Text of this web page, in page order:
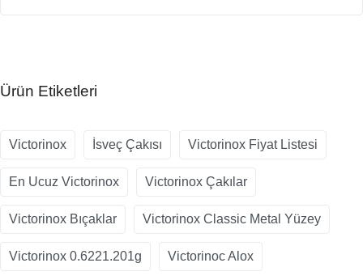
Ürün Etiketleri
Victorinox İsveç Çakısı Victorinox Fiyat Listesi
En Ucuz Victorinox Victorinox Çakılar
Victorinox Bıçaklar Victorinox Classic Metal Yüzey
Victorinox 0.6221.201g Victorinoc Alox